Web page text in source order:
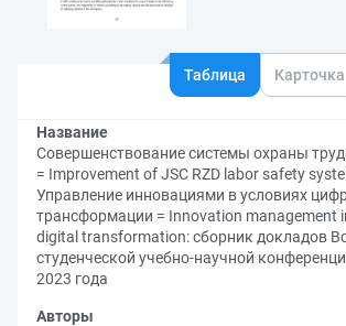
Таблица Карточка
Название
Совершенствование системы охраны
= Improvement of JSC RZD labor safety
Управление инновациями в условиях
трансформации = Innovation management
digital transformation: сборник докладов
студенческой учебно-научной
2023 года
Авторы